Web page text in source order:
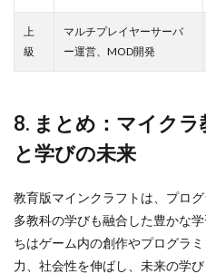
上
級
マルチプレイヤーサーバ
ー運営、MOD開発
8. まとめ：マイク
と学びの未来
教育版マインクラフトは、プロ
多教科の学びも融合した豊かな
ちはゲーム内の創作やプログラ
力、社会性を伸ばし、未来の学